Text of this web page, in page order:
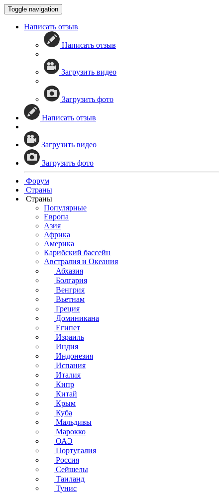
Toggle navigation
Написать отзыв
Написать отзыв
Загрузить видео
Загрузить фото
Написать отзыв
Загрузить видео
Загрузить фото
Форум
Страны
Страны
Популярные
Европа
Азия
Африка
Америка
Карибский бассейн
Австралия и Океания
Абхазия
Болгария
Венгрия
Вьетнам
Греция
Доминикана
Египет
Израиль
Индия
Индонезия
Испания
Италия
Кипр
Китай
Крым
Куба
Мальдивы
Марокко
ОАЭ
Португалия
Россия
Сейшелы
Таиланд
Тунис